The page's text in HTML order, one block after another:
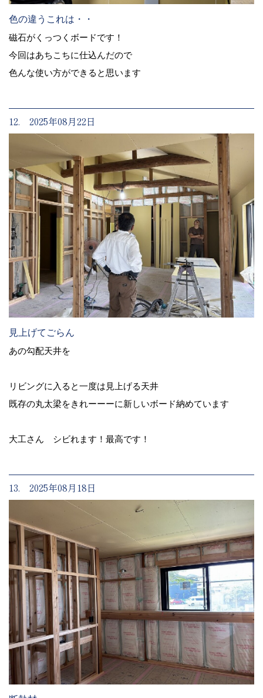
色の違うこれは・・
磁石がくっつくボードです！
今回はあちこちに仕込んだので
色んな使い方ができると思います
12. 2025年08月22日
見上げてごらん
あの勾配天井を
リビングに入ると一度は見上げる天井
既存の丸太梁をきれーーーに新しいボード納めています
大工さん シビれます！最高です！
13. 2025年08月18日